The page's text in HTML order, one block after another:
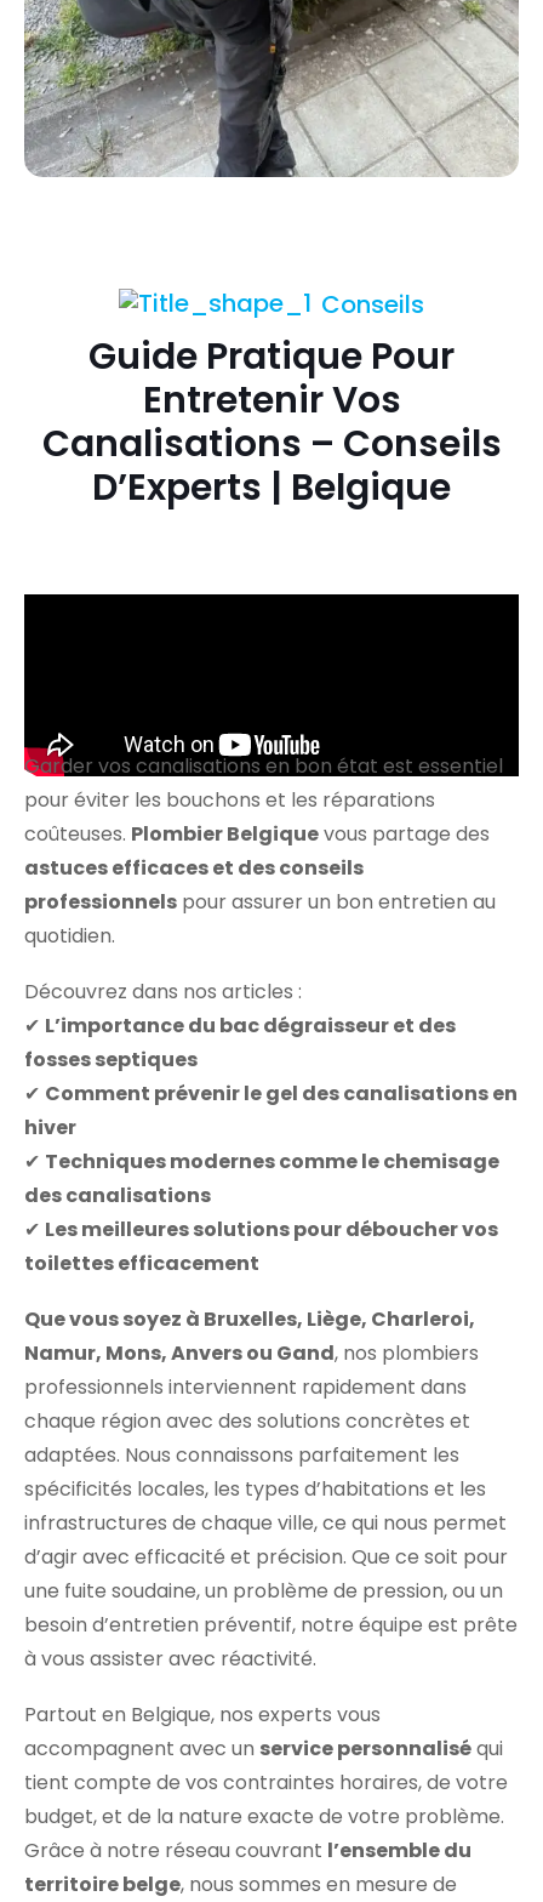
Conseils
Guide Pratique Pour
Entretenir Vos
Canalisations – Conseils
D’Experts | Belgique
Garder vos canalisations en bon état est essentiel
pour éviter les bouchons et les réparations
coûteuses. Plombier Belgiquevous partage des
astuces efficaces et des conseils
professionnels pour assurer un bon entretien au
quotidien.
Découvrez dans nos articles :
✔ L’importance du bac dégraisseur et des
fosses septiques
✔ Comment prévenir le gel des canalisations en
hiver
✔ Techniques modernes comme le chemisage
des canalisations
✔ Les meilleures solutions pour déboucher vos
toilettes efficacement
Que vous soyez à Bruxelles, Liège, Charleroi,
Namur, Mons, Anvers ou Gand, nos plombiers
professionnels interviennent rapidement dans
chaque région avec des solutions concrètes et
adaptées. Nous connaissons parfaitement les
spécificités locales, les types d’habitations et les
infrastructures de chaque ville, ce qui nous permet
d’agir avec efficacité et précision. Que ce soit pour
une fuite soudaine, un problème de pression, ou un
besoin d’entretien préventif, notre équipe est prête
à vous assister avec réactivité.
Partout en Belgique, nos experts vous
accompagnent avec un service personnaliséqui
tient compte de vos contraintes horaires, de votre
budget, et de la nature exacte de votre problème.
Grâce à notre réseau couvrant l’ensemble du
territoire belge, nous sommes en mesure de